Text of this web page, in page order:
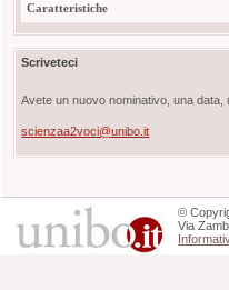
Caratteristiche
Scriveteci
Avete un nuovo nominativo, una
scienzaa2voci@unibo.it
©
Via